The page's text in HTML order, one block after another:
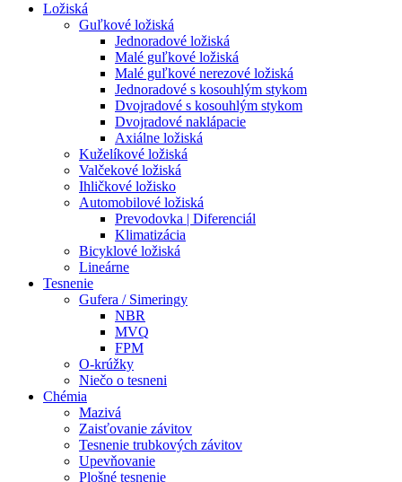
Ložiská
Guľkové ložiská
Jednoradové ložiská
Malé guľkové ložiská
Malé guľkové nerezové ložiská
Jednoradové s kosouhlým stykom
Dvojradové s kosouhlým stykom
Dvojradové naklápacie
Axiálne ložiská
Kuželíkové ložiská
Valčekové ložiská
Ihličkové ložisko
Automobilové ložiská
Prevodovka | Diferenciál
Klimatizácia
Bicyklové ložiská
Lineárne
Tesnenie
Gufera / Simeringy
NBR
MVQ
FPM
O-krúžky
Niečo o tesneni
Chémia
Mazivá
Zaisťovanie závitov
Tesnenie trubkových závitov
Upevňovanie
Plošné tesnenie